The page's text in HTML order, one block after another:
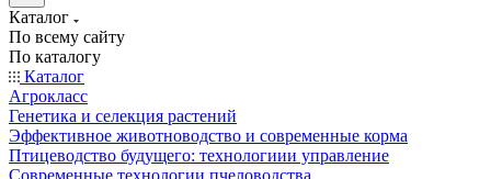
Каталог
По всему сайту
По каталогу
Каталог
Агрокласс
Генетика и селекция растений
Эффективное животноводство и современные корма
Птицеводство будущего: технологиии управление
Современные технологии пчеловодства